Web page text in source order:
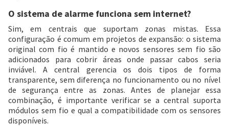
O sistema de alarme funciona sem internet?
Sim, em centrais que suportam zonas mistas. Essa
configuração é comum em projetos de expansão: o sistema
original com fio é mantido e novos sensores sem fio são
adicionados para cobrir áreas onde passar cabos seria
inviável. A central gerencia os dois tipos de forma
transparente, sem diferença no funcionamento ou no nível
de segurança entre as zonas. Antes de planejar essa
combinação, é importante verificar se a central suporta
módulos sem fio e qual a compatibilidade com os sensores
disponíveis.